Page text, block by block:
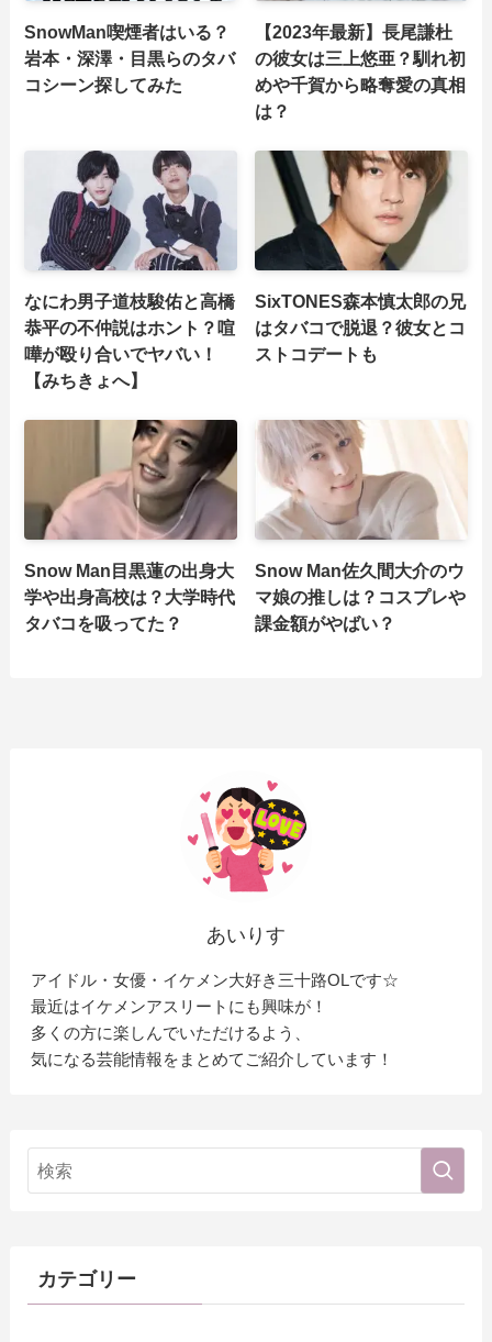
SnowMan喫煙者はいる？
岩本・深澤・目黒らのタバ
コシーン探してみた
【2023年最新】長尾謙杜
の彼女は三上悠亜？馴れ初
めや千賀から略奪愛の真相
は？
なにわ男子道枝駿佑と高橋
恭平の不仲説はホント？喧
嘩が殴り合いでヤバい！
【みちきょへ】
SixTONES森本慎太郎の兄
はタバコで脱退？彼女とコ
ストコデートも
Snow Man目黒蓮の出身大
学や出身高校は？大学時代
タバコを吸ってた？
Snow Man佐久間大介のウ
マ娘の推しは？コスプレや
課金額がやばい？
あいりす
アイドル・女優・イケメン大好き三十路OLです☆
最近はイケメンアスリートにも興味が！
多くの方に楽しんでいただけるよう、
気になる芸能情報をまとめてご紹介しています！
カテゴリー